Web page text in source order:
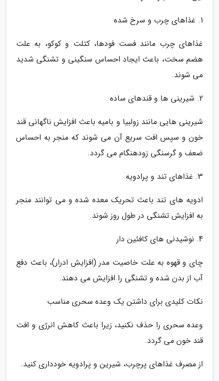
1. غذاهای چرب و سرخ شده
غذاهای چرب مانند فست فودها، کتلت و کوکو، به علت
هضم سخت، باعث ایجاد احساس سنگینی و تشنگی شدید
می شوند.
2. شیرینی ها و قندهای ساده
شیرینی هایی مانند زولبیا و بامیه باعث افزایش ناگهانی قند
خون و سپس افت سریع آن می شوند که منجر به احساس
ضعف و گرسنگی زودهنگام می گردد.
3. غذاهای تند و پرادویه
ادویه های تند باعث تحریک معده شده و می توانند منجر
به افزایش تشنگی در طول روز شوند.
4. نوشیدنی های کافئین دار
چای و قهوه به علت خاصیت مدر (افزایش ادرار)، باعث دفع
آب از بدن شده و تشنگی را افزایش می دهند.
نکات کلیدی برای داشتن یک وعده سحری مناسب
وعده سحری را حذف نکنید، زیرا باعث کاهش انرژی و افت
قند خون می گردد.
از مصرف غذاهای پرچرب، شیرین و پرادویه خودداری کنید.